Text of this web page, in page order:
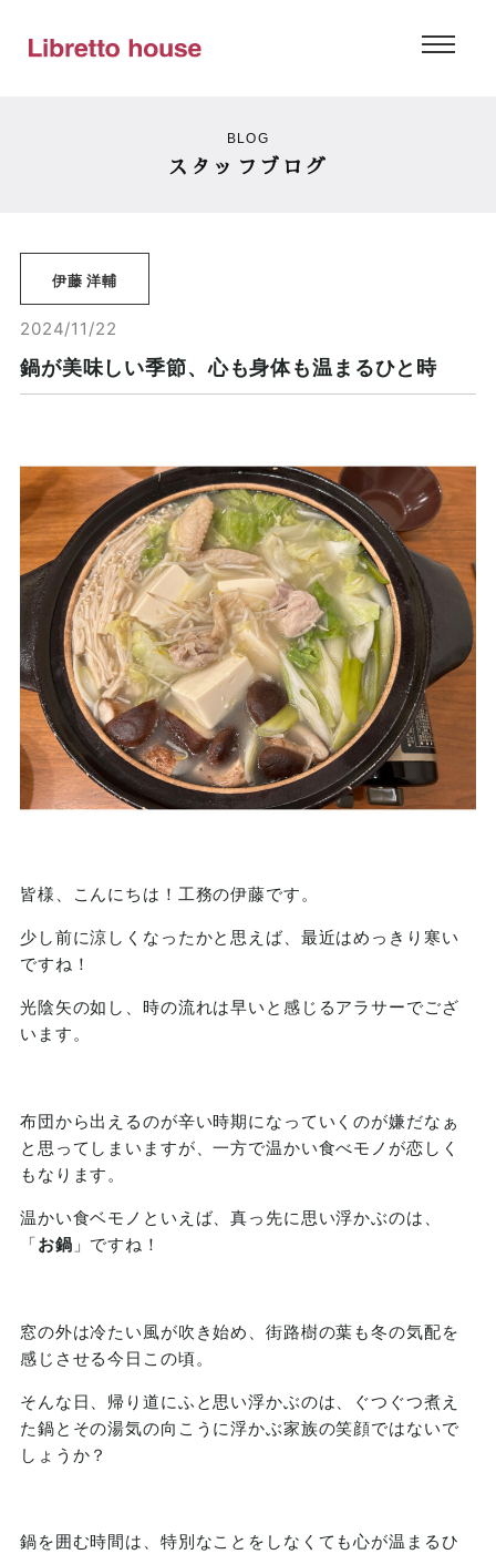
BLOG
スタッフブログ
伊藤 洋輔
2024/11/22
鍋が美味しい季節、心も身体も温まるひと時
皆様、こんにちは！工務の伊藤です。
少し前に涼しくなったかと思えば、最近はめっきり寒い
ですね！
光陰矢の如し、時の流れは早いと感じるアラサーでござ
います。
布団から出えるのが辛い時期になっていくのが嫌だなぁ
と思ってしまいますが、一方で温かい食べモノが恋しく
もなります。
温かい食ベモノといえば、真っ先に思い浮かぶのは、
「お鍋 」ですね！
窓の外は冷たい風が吹き始め、街路樹の葉も冬の気配を
感じさせる今日この頃。
そんな日、帰り道にふと思い浮かぶのは、ぐつぐつ煮え
た鍋とその湯気の向こうに浮かぶ家族の笑顔ではないで
しょうか？
鍋を囲む時間は、特別なことをしなくても心が温まるひ